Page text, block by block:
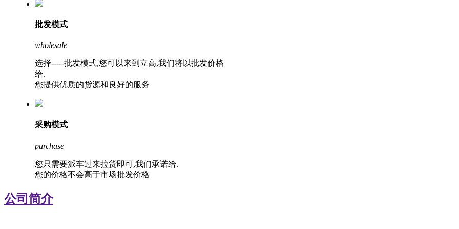
批发模式
wholesale
选择-----批发模式,您可以来到立高,我们将以批发价格
给.
您提供优质的货源和良好的服务
采购模式
purchase
您只需要派车过来拉货即可,我们承诺给.
您的价格不会高于市场批发价格
公司简介